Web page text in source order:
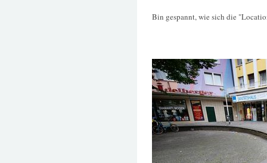
Bin gespannt, wie sich die